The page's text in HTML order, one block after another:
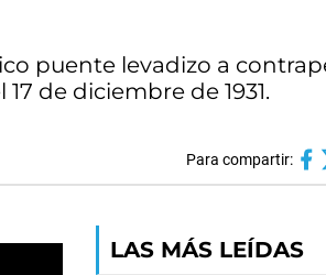
puente levadizo a
de diciembre de 1931.
Para compartir:
LAS MÁS LEÍDAS